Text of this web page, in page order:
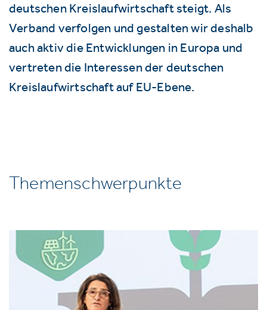
deutschen Kreislaufwirtschaft steigt. Als
Verband verfolgen und gestalten wir deshalb
auch aktiv die Entwicklungen in Europa und
vertreten die Interessen der deutschen
Kreislaufwirtschaft auf EU-Ebene.
Themenschwerpunkte